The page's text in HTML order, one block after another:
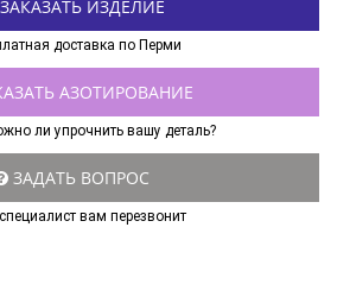
ИЗДЕЛИЕ
доставка по Перми
АЗОТИРОВАНИЕ
ли упрочнить вашу деталь?
ЗАДАТЬ ВОПРОС
вам перезвонит